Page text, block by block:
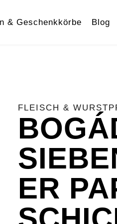
& Geschenkkörbe Blog
FLEISCH &
ER